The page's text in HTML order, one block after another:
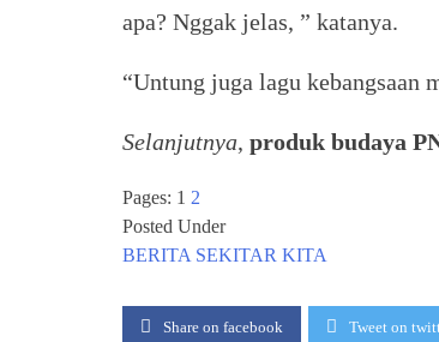
apa? Nggak jelas, ” katanya.
“Untung juga lagu kebangsaan
Selanjutnya, produk budaya
Pages: 1 2
Posted Under
BERITA SEKITAR KITA
Share on facebook Tweet on